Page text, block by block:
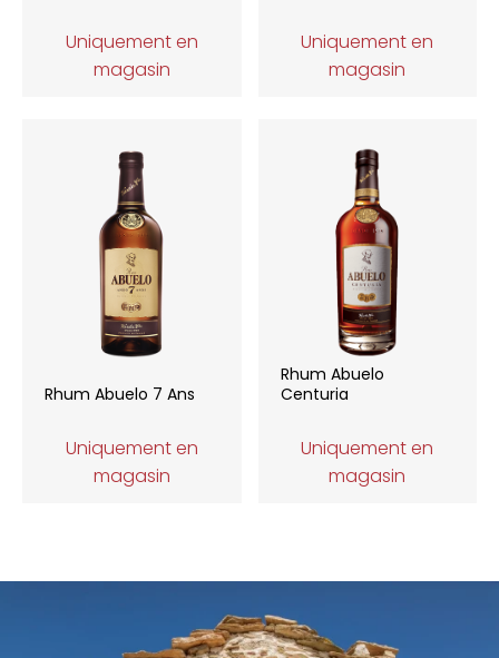
Uniquement en
magasin
Uniquement en
magasin
Rhum Abuelo 7 Ans
Uniquement en
magasin
Rhum Abuelo
Centuria
Uniquement en
magasin